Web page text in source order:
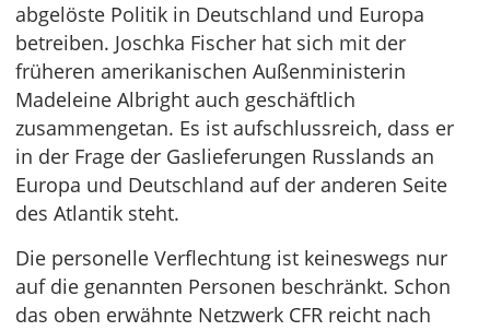
abgelöste Politik in Deutschland und Europa
betreiben. Joschka Fischer hat sich mit der
früheren amerikanischen Außenministerin
Madeleine Albright auch geschäftlich
zusammengetan. Es ist aufschlussreich, dass er
in der Frage der Gaslieferungen Russlands an
Europa und Deutschland auf der anderen Seite
des Atlantik steht.
Die personelle Verflechtung ist keineswegs nur
auf die genannten Personen beschränkt. Schon
das oben erwähnte Netzwerk CFR reicht nach